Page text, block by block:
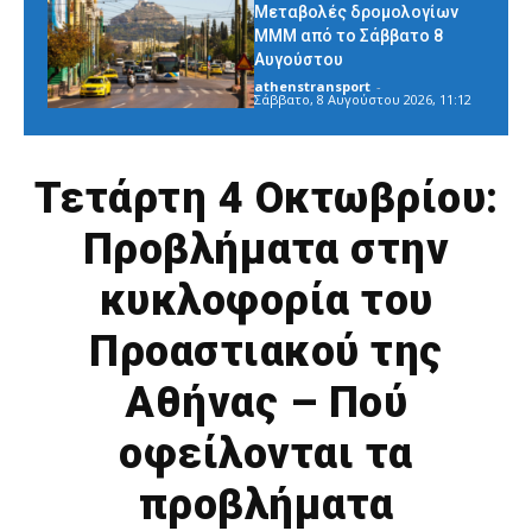
Μεταβολές δρομολογίων
ΜΜΜ από το Σάββατο 8
Αυγούστου
athenstransport -
Σάββατο, 8 Αυγούστου 2026, 11:12
Τετάρτη 4 Οκτωβρίου:
Προβλήματα στην
κυκλοφορία του
Προαστιακού της
Αθήνας – Πού
οφείλονται τα
προβλήματα